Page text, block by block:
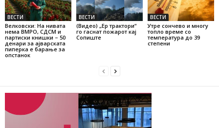
ВЕСТИ
Велковски: На нивата
нема ВМРО, СДСМ и
партиски книшки – 50
денари за ајварската
пиперка е барање за
опстанок
ВЕСТИ
(Видео) „Ер трактори“
го гаснат пожарот кај
Сопиште
ВЕСТИ
Утре сончево и многу
топло време со
температура до 39
степени